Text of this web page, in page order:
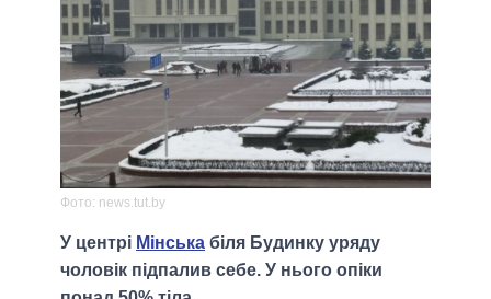
Фото: news.tut.by
У центрі Мінська біля Будинку уряду
чоловік підпалив себе. У нього опіки